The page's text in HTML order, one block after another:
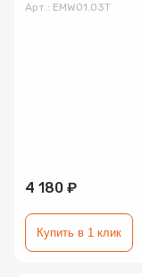
Арт.: EMW01.03T
4 180 ₽
Купить в 1 клик